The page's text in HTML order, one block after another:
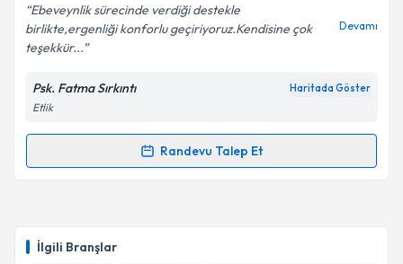
İlgili Branşlar
Metni'ni okudum ve kişisel verilerimin belirtilen
Takvim Talebini Gönder
Ebeveynlik sürecinde verdiği destekle
birlikte,ergenliği konforlu geçiriyoruz.Kendisine çok
teşekkür...
Devamı
Psk. Fatma Sırkıntı Haritada Göster
Etlik
Randevu Talep Et
Randevu Takvimi Talebi
takvim hazırlandığında e-posta ile bilgilendireceğiz.